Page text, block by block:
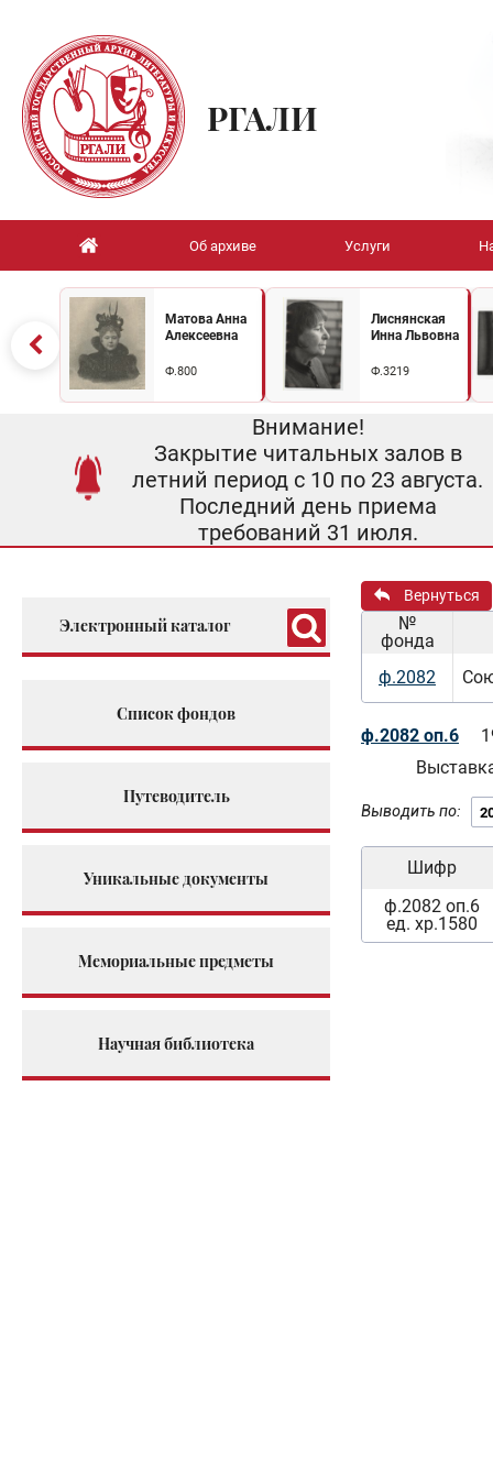
РГАЛИ
Об архиве Услуги
Матова Анна
Алексеевна
Ф.800
Лиснянская
Инна Львовна
Ф.3219
Внимание!
Закрытие читальных залов в
летний период с 10 по 23 августа.
Последний день приема
требований 31 июля.
Электронный каталог
Список фондов
Путеводитель
Уникальные документы
Мемориальные предметы
Научная библиотека
Вернуться
№
фонда
ф.2082
ф.2082 оп.6
Выводить по:
Шифр
ф.2082 оп.6
ед. хр.1580